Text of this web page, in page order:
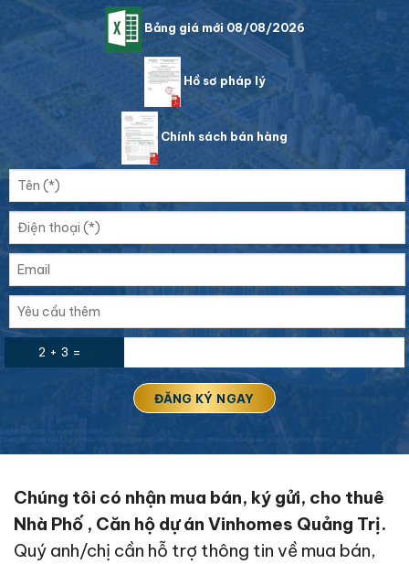
Bảng giá mới 08/08/2026
Hồ sơ pháp lý
Chính sách bán hàng
2 + 3 =
Chúng tôi có nhận mua bán, ký gửi, cho thuê
Nhà Phố , Căn hộ dự án Vinhomes Quảng Trị.
Quý anh/chị cần hỗ trợ thông tin về mua bán,